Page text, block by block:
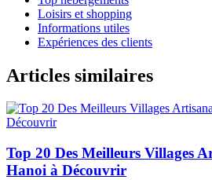
Loisirs et shopping
Informations utiles
Expériences des clients
Articles similaires
Top 20 Des Meilleurs Villages
Hanoi à Découvrir